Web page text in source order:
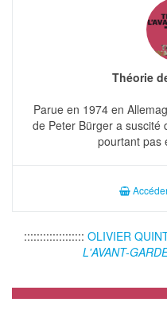
Théorie
Parue en 1974 en
de Peter Bürger a suscité
pourtant pas
::::::::::::::::::: OLIVIER
L'AVANT-